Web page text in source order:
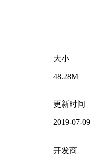
大小
48.28M
更新时间
2019-07-09
开发商